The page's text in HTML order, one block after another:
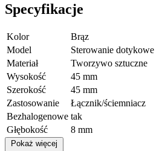
Specyfikacje
Kolor
Brąz
Model
Sterowanie dotykowe
Materiał
Tworzywo sztuczne
Wysokość
45 mm
Szerokość
45 mm
Zastosowanie
Łącznik/ściemniacz
Bezhalogenowe tak
Głębokość
8 mm
Pokaż więcej